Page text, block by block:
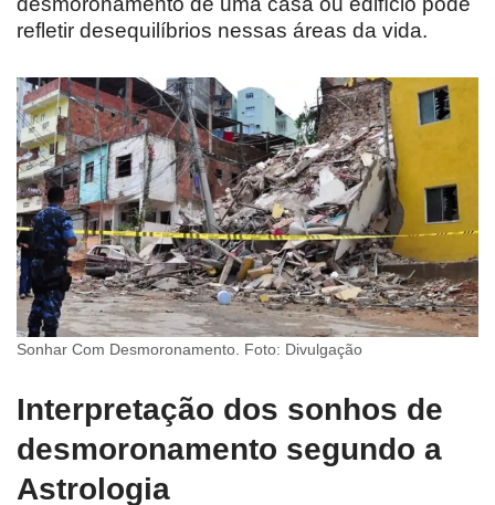
refletir desequilíbrios nessas áreas da vida.
Sonhar Com Desmoronamento. Foto: Divulgação
Interpretação dos sonhos de
desmoronamento segundo a
Astrologia